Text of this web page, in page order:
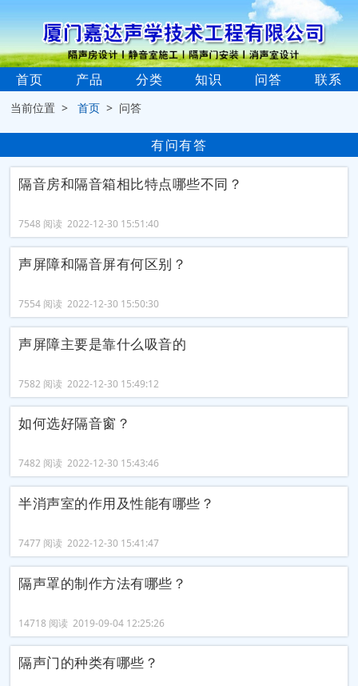
首页 产品 分类 知识 问答 联系
当前位置 >首页 > 问答
有问有答
隔音房和隔音箱相比特点哪些不同？
7548 阅读 2022-12-30 15:51:40
声屏障和隔音屏有何区别？
7554 阅读 2022-12-30 15:50:30
声屏障主要是靠什么吸音的
7582 阅读 2022-12-30 15:49:12
如何选好隔音窗？
7482 阅读 2022-12-30 15:43:46
半消声室的作用及性能有哪些？
7477 阅读 2022-12-30 15:41:47
隔声罩的制作方法有哪些？
14718 阅读 2019-09-04 12:25:26
隔声门的种类有哪些？